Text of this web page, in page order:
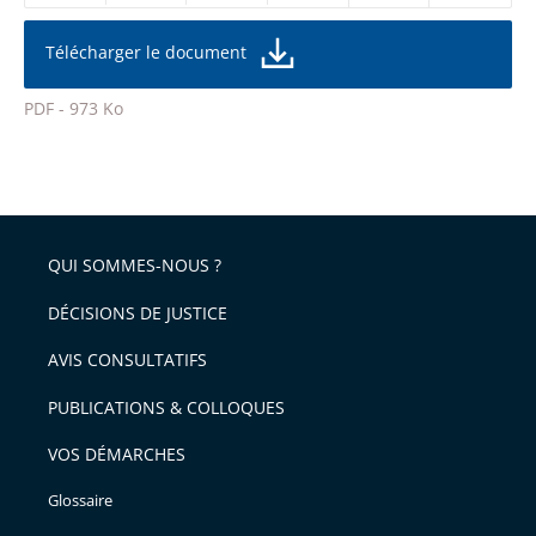
partage
de
l'article
pour
la
de
police
Télécharger le document
PDF - 973 Ko
l'article
pour
avant
QUI SOMMES-NOUS ?
DÉCISIONS DE JUSTICE
AVIS CONSULTATIFS
PUBLICATIONS & COLLOQUES
VOS DÉMARCHES
Glossaire